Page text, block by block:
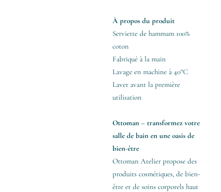
À propos du produit
Serviette de hammam 100%
coton
Fabriqué à la main
Lavage en machine à 40°C
Laver avant la première
utilisation
Ottoman – transformez votre
salle de bain en une oasis de
bien-être
Ottoman Atelier propose des
produits cosmétiques, de bien-
être et de soins corporels haut